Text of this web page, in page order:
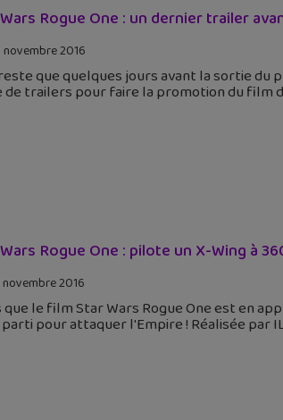
Rogue One : un dernier trailer
novembre 2016
que quelques jours avant la sortie du
de trailers pour faire la promotion du film
Rogue One : pilote un X-Wing à
novembre 2016
le film Star Wars Rogue One est en
pour attaquer l'Empire ! Réalisée par